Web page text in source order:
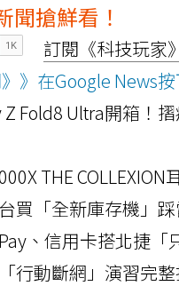
聞搶鮮看！
訂閱《科技玩家
》在Google News
Z Fold8 Ultra開箱！
THE
買「全新庫存機」
、信用卡搭北捷
行動斷網」演習完